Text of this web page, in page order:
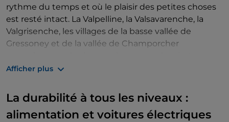
rythme du temps et où le plaisir des petites choses
est resté intact. La Valpelline, la Valsavarenche, la
Valgrisenche, les villages de la basse vallée de
Gressoney et de la vallée de Champorcher
visiter, c'est faire un véritable bain de nature :
dans des lieux où les architectures simples en pierre
ou en bois s'intègrent discrètement et
harmonieusement à la nature, créant un équilibre
Afficher plus
La durabilité à tous les niveaux :
alimentation et voitures électriques